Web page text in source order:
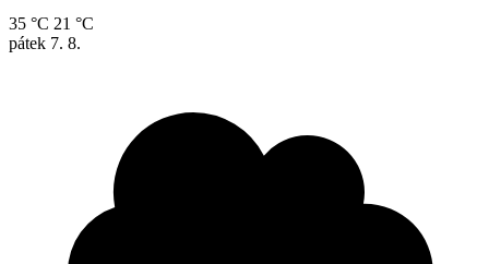
35 °C 21 °C
pátek 7. 8.